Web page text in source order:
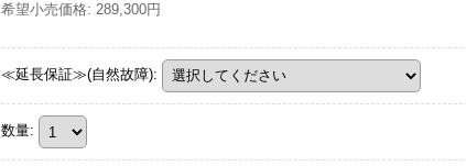
希望小売価格: 289,300円
≪延長保証≫(自然故障):
数量: